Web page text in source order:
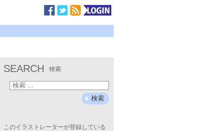
SEARCH 検索
このイラストレーターが登録している